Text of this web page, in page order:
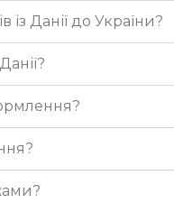
для
необхідних для
для подальшого
які
із Данії до України?